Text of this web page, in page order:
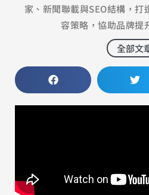
家、新聞聯載與SEO結構，打
容策略，協助品牌提
全部文